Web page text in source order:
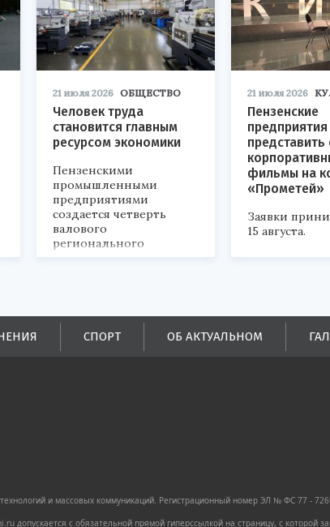
21 июля 2026 ОБЩЕСТВО
Человек труда
становится главным
ресурсом экономики
Пензенскими
промышленными
предприятиями
создается четверть
валового
регионального
продукта и
бюджеты всех уровней.
21 июля 2026
Пензенские
представить
фильмы на
«Прометей»
Заявки
15 августа.
СПОРТ ОБ АКТУАЛЬНОМ
и массовых коммуникаций. Регистрационный номер ЭЛ № ФС 77 -
с обязательной прямой гиперссылкой на страницу, с которой